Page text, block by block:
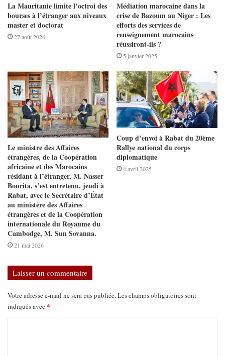
La Mauritanie limite l’octroi des
bourses à l’étranger aux niveaux
master et doctorat
27 août 2024
Médiation marocaine dans la
crise de Bazoum au Niger : Les
efforts des services de
renseignement marocains
réussiront-ils ?
5 janvier 2025
Le ministre des Affaires
étrangères, de la Coopération
africaine et des Marocains
résidant à l’étranger, M. Nasser
Bourita, s’est entretenu, jeudi à
Rabat, avec le Secrétaire d’État
au ministère des Affaires
étrangères et de la Coopération
internationale du Royaume du
Cambodge, M. Sun Sovanna.
21 mai 2026
Coup d’envoi à Rabat du 20ème
Rallye national du corps
diplomatique
4 avril 2025
Laisser un commentaire
Votre adresse e-mail ne sera pas publiée.Les champs obligatoires sont
indiqués avec *